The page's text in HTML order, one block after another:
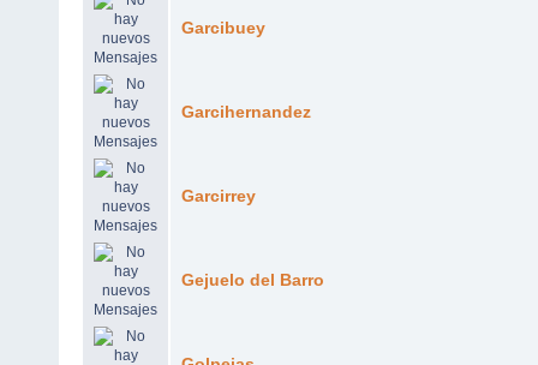
Garcibuey
Garcihernandez
Garcirrey
Gejuelo del Barro